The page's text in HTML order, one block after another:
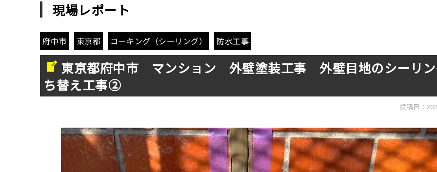
現場レポート
府中市 東京都 コーキング（シーリング） 防水工事
東京都府中市 マンション 外壁塗装工事 外壁目地のシーリ
ち替え工事②
投稿日：